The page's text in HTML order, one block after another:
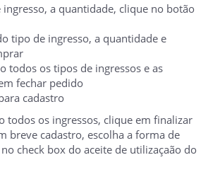
a quantidade, clique no botão
tipo de ingresso, a quantidade e
todos os tipos de ingressos e as
fechar pedido
cadastro
todos os ingressos, clique em finalizar
breve cadastro, escolha a forma de
check box do aceite de utilizaçaão do